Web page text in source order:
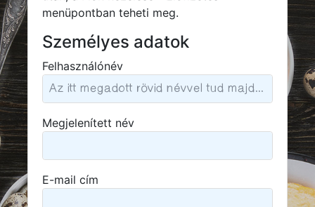
menüpontban teheti meg.
Személyes adatok
Felhasználónév
Megjelenített név
E-mail cím